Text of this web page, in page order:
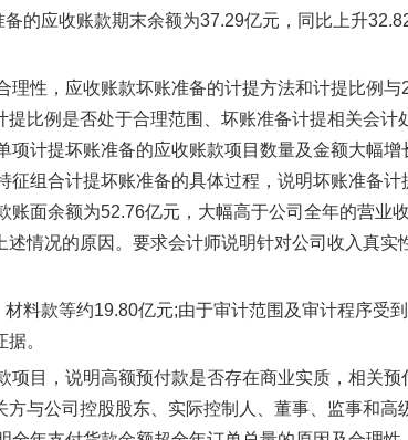
的应收账款期末余额为37.29亿元，同比上升
理性，应收账款坏账准备的计提方法和计提比例
比例是否处于合理范围、坏账准备计提相关会计
计提坏账准备的应收账款项目数量及金额大幅
组合计提坏账准备的具体过程，说明坏账准备
面余额为52.76亿元，大幅高于公司全年的营业
情况的原因。要求会计师说明针对公司收入真实
料款等约19.80亿元;由于审计范围及审计程序受
。
项目，说明高额预付款是否存在商业实质，相关预
与公司控股股东、实际控制人、董事、监事和高